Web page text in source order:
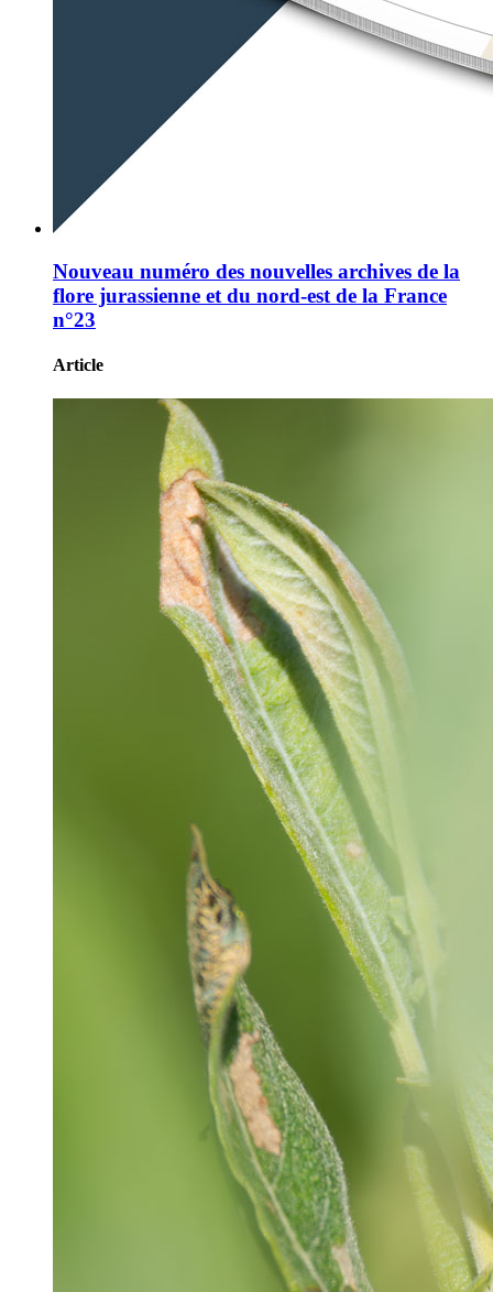
Nouveau numéro des nouvelles archives de la
flore jurassienne et du nord-est de la France
n°23
Article